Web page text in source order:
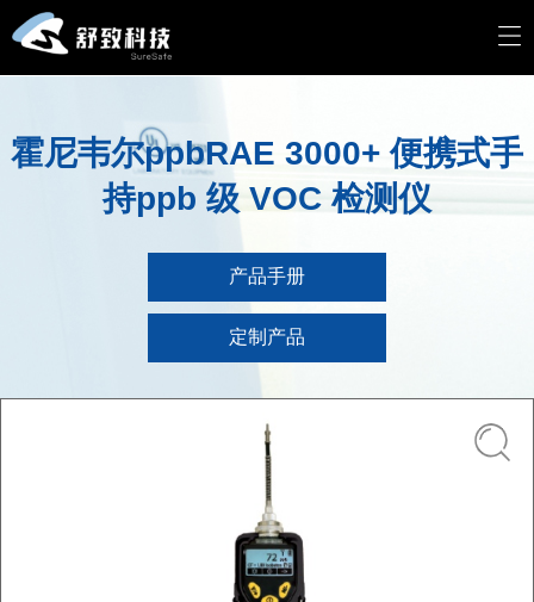
霍尼韦尔ppbRAE 3000+ 便携式手
持ppb 级 VOC 检测仪
产品手册
定制产品